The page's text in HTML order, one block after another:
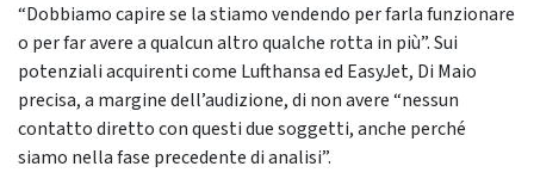
“Dobbiamo capire se la stiamo vendendo per farla funzionare
o per far avere a qualcun altro qualche rotta in più”. Sui
potenziali acquirenti come Lufthansa ed EasyJet, Di Maio
precisa, a margine dell’audizione, di non avere “nessun
contatto diretto con questi due soggetti, anche perché
siamo nella fase precedente di analisi”.